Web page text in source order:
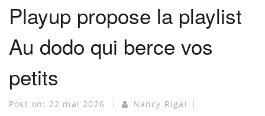
Playup propose la playlist
Au dodo qui berce vos
petits
Post on: 22 mai 2026 Nancy Rigal